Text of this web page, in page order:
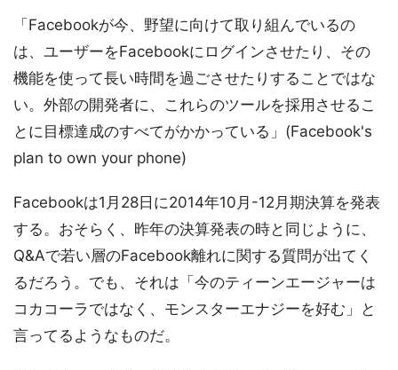
「Facebookが今、野望に向けて取り組んでいるの
は、ユーザーをFacebookにログインさせたり、その
機能を使って長い時間を過ごさせたりすることではな
い。外部の開発者に、これらのツールを採用させるこ
とに目標達成のすべてがかかっている」(Facebook's
plan to own your phone)
Facebookは1月28日に2014年10月-12月期決算を発表
する。おそらく、昨年の決算発表の時と同じように、
Q&Aで若い層のFacebook離れに関する質問が出てく
るだろう。でも、それは「今のティーンエージャーは
コカコーラではなく、モンスターエナジーを好む」と
言ってるようなものだ。